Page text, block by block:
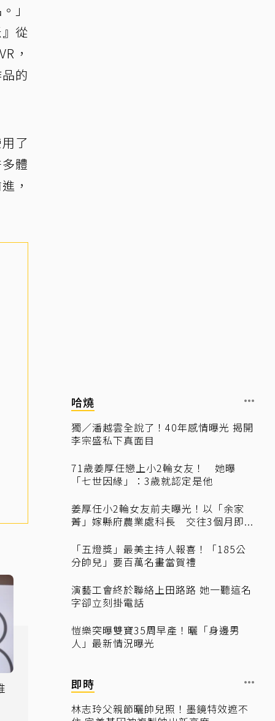
」
從
，
的
了
體
，
哈燒
獨／潘越雲全說了！40年感情曝光 揭開
李宗盛私下真面目
71歲姜厚任戀上小2輪女友！ 她曝
「七世因緣」：3歲就認定是他
姜厚任小2輪女友前夫曝光！以「余家
菁」嫁縣府農業處科長 交往3個月即...
「五燈獎」最美主持人報喜！「185公
分帥兒」要百萬名畫當賀禮
演藝工會終於聯絡上田路路 她一聽這名
字卻立刻掛電話
愷樂突曝雙寶35周早產！曬「身邊男
人」最新情況曝光
即時
林志玲父親節曬帥兒照！墨鏡特效遮不